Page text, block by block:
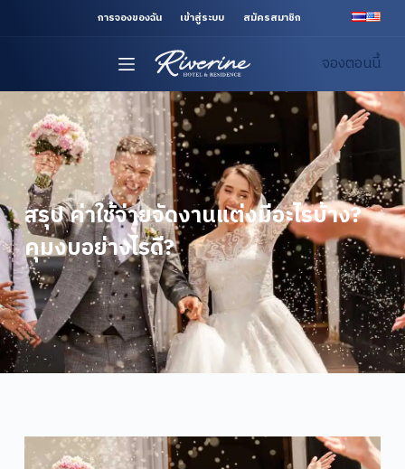
p
o
c
o
n
t
e
n
t
การจองของฉัน เข้าสู่ระบบ สมัครสมาชิก
จองตอนนี้
สรุป ค่าใช้จ่ายจัดงานแต่งมีอะไรบ้าง?
คุมงบอย่างไรดี?